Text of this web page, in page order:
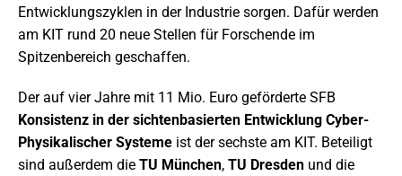
Entwicklungszyklen in der Industrie sorgen. Dafür werden
am KIT rund 20 neue Stellen für Forschende im
Spitzenbereich geschaffen.
Der auf vier Jahre mit 11 Mio. Euro geförderte SFB
Konsistenz in der sichtenbasierten Entwicklung Cyber-
Physikalischer Systeme ist der sechste am KIT. Beteiligt
sind außerdem die TU München, TU Dresden und die